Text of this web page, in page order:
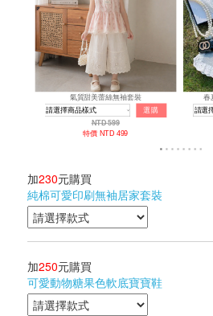
加230元購買
純棉可愛印刷無袖居家套裝
加250元購買
可愛動物糖果色軟底寶寶鞋